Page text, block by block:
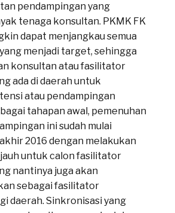
pendampingan yang
tenaga konsultan. PKMK FK
dapat menjangkau semua
menjadi target, sehingga
konsultan atau fasilitator
ada di daerah untuk
atau pendampingan
tahapan awal, pemenuhan
ini sudah mulai
2016 dengan melakukan
untuk calon fasilitator
nantinya juga akan
sebagai fasilitator
daerah. Sinkronisasi yang